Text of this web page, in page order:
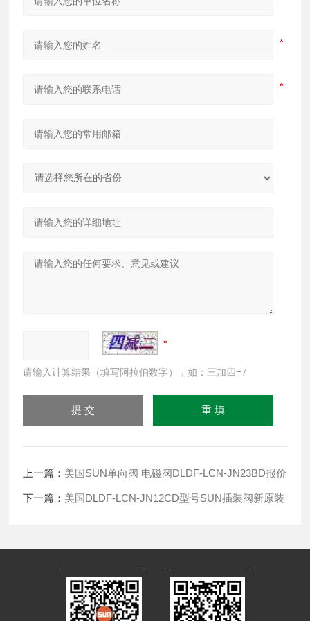
请输入计算结果（填写阿拉伯数字），如：三加四=7
上一篇： 美国SUN单向阀 电磁阀DLDF-LCN-JN23BD报价
下一篇： 美国DLDF-LCN-JN12CD型号SUN插装阀新原装